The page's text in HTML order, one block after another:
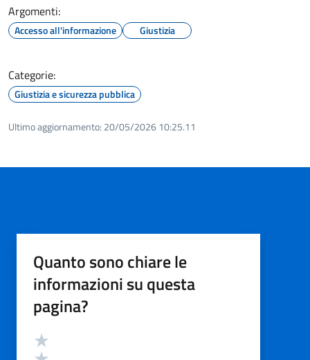
Argomenti:
Accesso all'informazione Giustizia
Categorie:
Giustizia e sicurezza pubblica
Ultimo aggiornamento: 20/05/2026 10:25.11
Quanto sono chiare le
informazioni su questa
pagina?
Valutazione